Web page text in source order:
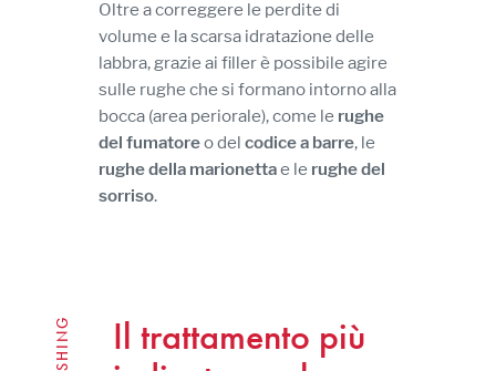
Oltre a correggere le perdite di
volume e la scarsa idratazione delle
labbra, grazie ai filler è possibile agire
sulle rughe che si formano intorno alla
bocca (area periorale), come le rughe
del fumatoreo del codice a barre, le
rughe della marionettae le rughe del
sorriso.
Il trattamento più